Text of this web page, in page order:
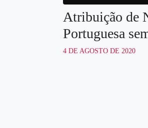
Atribuição de
Portuguesa
4 DE AGOSTO DE 2020